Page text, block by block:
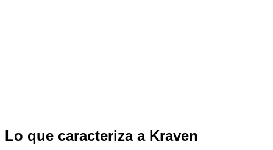
Lo que caracteriza a Kraven